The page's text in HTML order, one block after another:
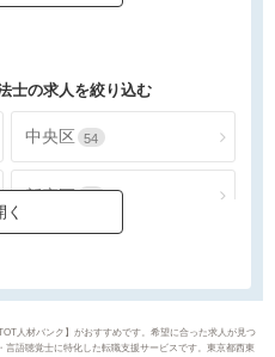
士の求人を絞り込む
中央区 54
新宿区
人材バンク】がおすすめです。希望に合った求人が見つ
語聴覚士に特化した転職支援サービスです。東京都西東